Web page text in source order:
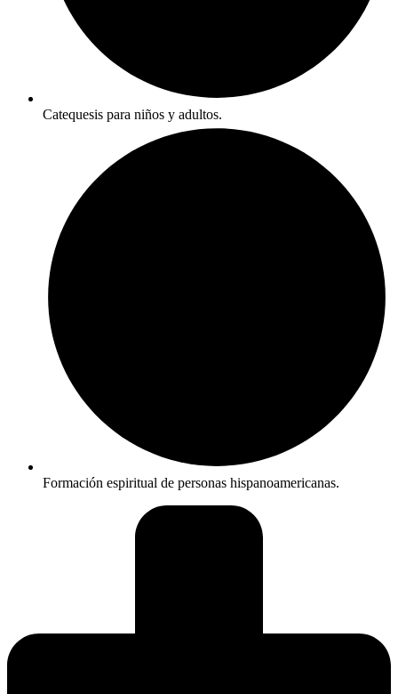
Catequesis para niños y adultos.
Formación espiritual de personas hispanoamericanas.